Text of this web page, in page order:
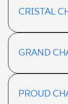
CRISTAL
GRAND
PROUD